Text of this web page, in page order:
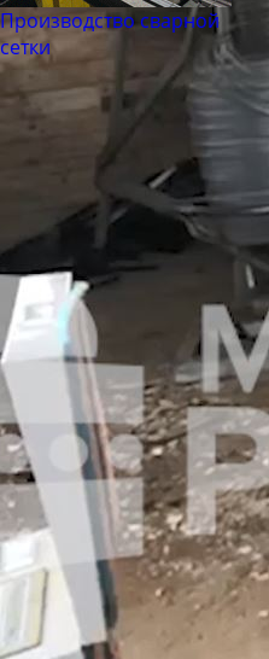
Труба бесшовная 203
Труба бесшовная 219
Труба бесшовная 245
Труба бесшовная 273
Труба бесшовная 299
Труба бесшовная 325
Труба бесшовная 330
Труба бесшовная 351
Труба бесшовная 377
Труба бесшовная 402
Труба бесшовная 426
Труба бесшовная 450
Труба бесшовная 480
Труба бесшовная 530
Труба бесшовная 550
Производство сварной
сетки